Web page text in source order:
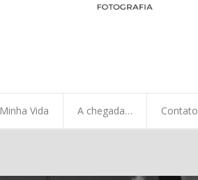
Minha Vida A chegada… Contato